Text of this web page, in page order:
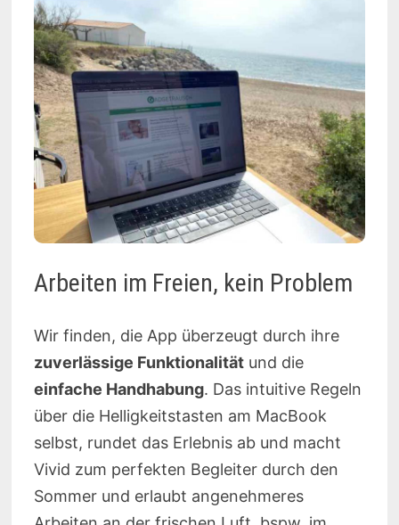
Arbeiten im Freien, kein Problem
Wir finden, die App überzeugt durch ihre
zuverlässige Funktionalitätund die
einfache Handhabung. Das intuitive Regeln
über die Helligkeitstasten am MacBook
selbst, rundet das Erlebnis ab und macht
Vivid zum perfekten Begleiter durch den
Sommer und erlaubt angenehmeres